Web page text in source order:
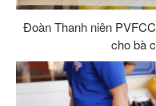
Đoàn Thanh niên
cho bà